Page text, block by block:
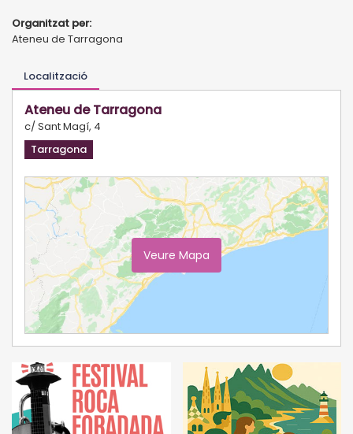
Organitzat per:
Ateneu de Tarragona
Localització
Ateneu de Tarragona
c/ Sant Magí, 4
Tarragona
Veure Mapa